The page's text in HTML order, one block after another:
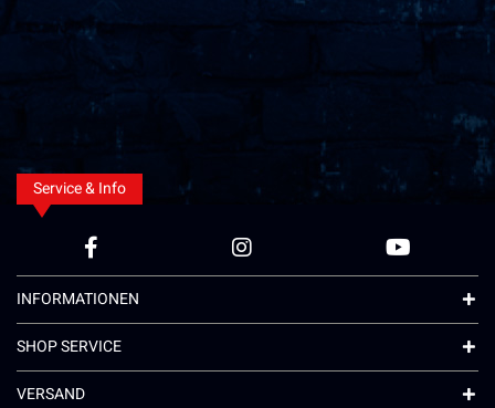
Service & Info
INFORMATIONEN
SHOP SERVICE
VERSAND